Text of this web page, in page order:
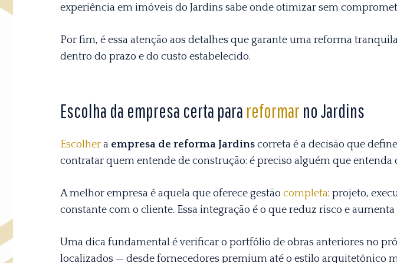
experiência em imóveis do Jardins sabe onde otimizar sem
Por fim, é essa atenção aos detalhes que garante uma reforma
dentro do prazo e do custo estabelecido.
Escolha da empresa certa para reformar no Jardins
Escolher a empresa de reforma Jardins correta é a decisão que
contratar quem entende de construção: é preciso alguém que
A melhor empresa é aquela que oferece gestão completa: projeto,
constante com o cliente. Essa integração é o que reduz risco e
Uma dica fundamental é verificar o portfólio de obras anteriores no
localizados — desde fornecedores premium até o estilo arquitetônico